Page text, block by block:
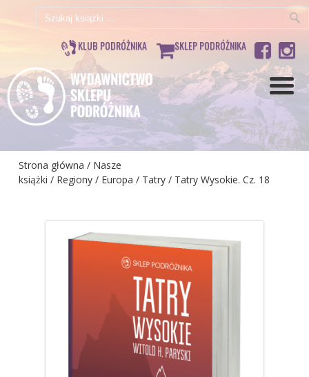
Szukaj:
KLUB PODRÓŻNIKA SKLEP PODRÓŻNIKA
Strona główna / Nasze
książki / Regiony/ Europa / Tatry/ Tatry Wysokie. Cz. 18